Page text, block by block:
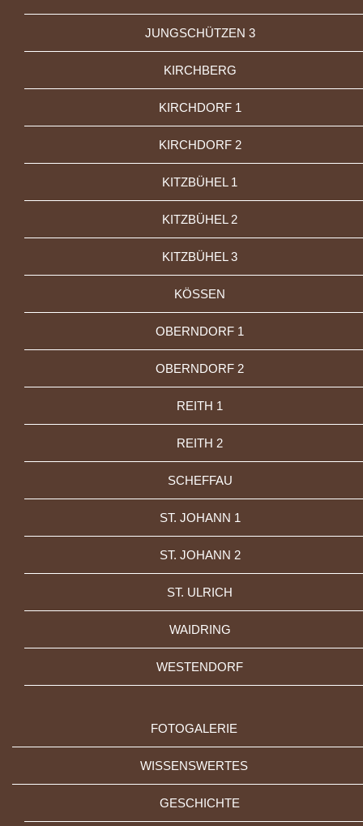
JUNGSCHÜTZEN 3
KIRCHBERG
KIRCHDORF 1
KIRCHDORF 2
KITZBÜHEL 1
KITZBÜHEL 2
KITZBÜHEL 3
KÖSSEN
OBERNDORF 1
OBERNDORF 2
REITH 1
REITH 2
SCHEFFAU
ST. JOHANN 1
ST. JOHANN 2
ST. ULRICH
WAIDRING
WESTENDORF
FOTOGALERIE
WISSENSWERTES
GESCHICHTE